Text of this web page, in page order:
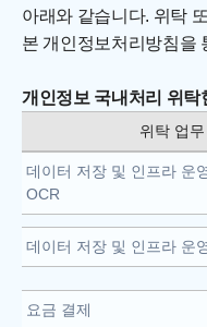
아래와 같습니다. 위탁
본 개인정보처리방침을
개인정보 국내처리 위탁
위탁 업
데이터 저장 및 인프라 운
OCR
데이터 저장 및 인프라 운
요금 결제